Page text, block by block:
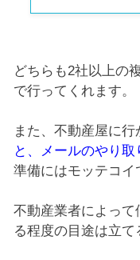
どちらも2社以上の
で行ってくれます。
また、不動産屋に行
と、メールのやり取
準備にはモッテコイ
不動産業者によっ
る程度の目途は立て